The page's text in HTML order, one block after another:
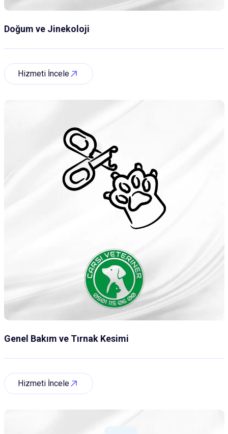
Doğum ve Jinekoloji
Hizmeti İncele
Genel Bakım ve Tırnak Kesimi
Hizmeti İncele